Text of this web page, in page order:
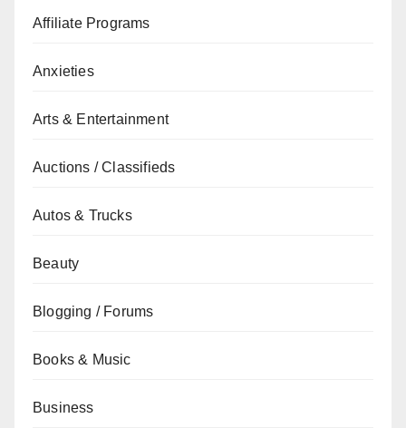
Affiliate Programs
Anxieties
Arts & Entertainment
Auctions / Classifieds
Autos & Trucks
Beauty
Blogging / Forums
Books & Music
Business